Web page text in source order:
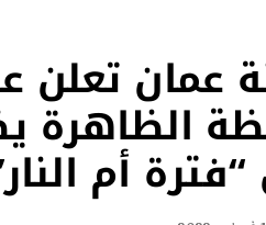
عمان تعلن
الظاهرة
أم